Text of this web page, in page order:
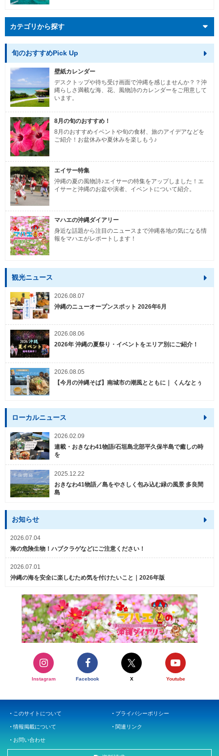
カテゴリから探す
旬のおすすめPick Up
壁紙カレンダー
デスクトップや待ち受け画面で沖縄を感じませんか？？沖
縄らしさ満載な海、花、風物詩のカレンダーをご用意して
います。
8月の旬のおすすめ！
8月のおすすめイベントや旬の食材、旅のアイデアなどを
ご紹介！お盆休みや夏休みを楽しもう♪
エイサー特集
沖縄の夏の風物詩♪エイサーの特集をアップしました！エ
イサーと沖縄のお盆や演者、イベントについて紹介。
マハエの沖縄ダイアリー
身近な話題から注目のニュースまで沖縄各地の気になる情
報をマハエがレポートします！
観光ニュース
2026.08.07
沖縄のニューオープンスポット 2026年6月
2026.08.06
2026年 沖縄の夏祭り・イベントをエリア別にご紹介！
2026.08.05
【今月の沖縄そば】南城市の潮風とともに｜ くんなとぅ
ローカルニュース
2026.02.09
連載・おきなわ41物語/石垣島北部平久保半島で癒しの時
を
2025.12.22
おきなわ41物語／島をやさしく包み込む緑の風景 多良間
島
お知らせ
2026.07.04
海の危険生物！ハブクラゲなどにご注意ください！
2026.07.01
沖縄の海を安全に楽しむため気を付けたいこと｜2026年版
Instagram Facebook X Youtube
このサイトについて プライバシーポリシー
情報掲載について 関連リンク
お問い合わせ